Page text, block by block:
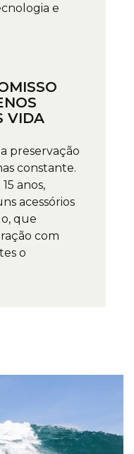
e
VIDA
preservação
constante.
anos,
acessórios
que
com
o